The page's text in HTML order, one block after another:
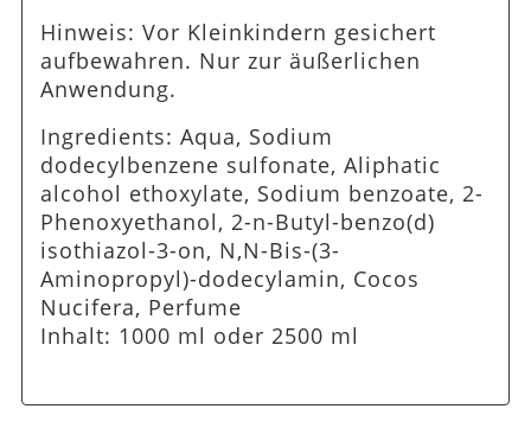
Hinweis: Vor Kleinkindern gesichert
aufbewahren. Nur zur äußerlichen
Anwendung.
Ingredients: Aqua, Sodium
dodecylbenzene sulfonate, Aliphatic
alcohol ethoxylate, Sodium benzoate, 2-
Phenoxyethanol, 2-n-Butyl-benzo(d)
isothiazol-3-on, N,N-Bis-(3-
Aminopropyl)-dodecylamin, Cocos
Nucifera, Perfume
Inhalt: 1000 ml oder 2500 ml